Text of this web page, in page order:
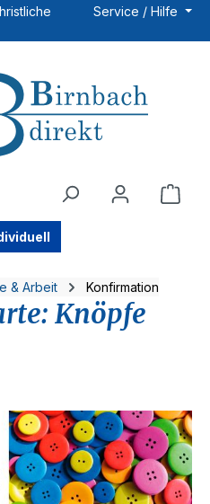
Service / Hilfe
& Arbeit Konfirmation
Knöpfe